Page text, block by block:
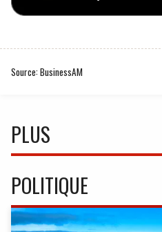
Source: BusinessAM
PLUS
POLITIQUE